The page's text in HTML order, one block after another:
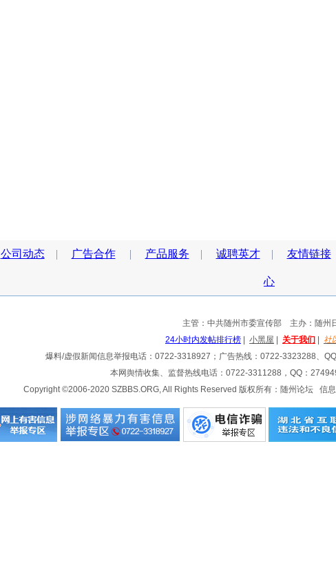
公司动态| 广告合作| 产品服务 | 诚聘英才| 友情链接
心
主管：中共随州市委宣传部 主办：随州
24小时内发帖排行榜
小黑屋 关于我们
社
爆料/虚假新闻信息举报电话：0722-3318927；广告热线：0722-3323288、
本网舆情收集、监督热线电话：0722-3311288，QQ：
Copyright ©2006-2020 SZBBS.ORG, All Rights Reserved 版权所有：随州论坛 信息